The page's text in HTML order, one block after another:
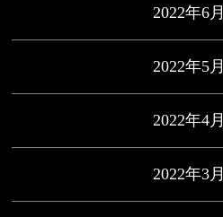
2022年6月
2022年5月
2022年4月
2022年3月